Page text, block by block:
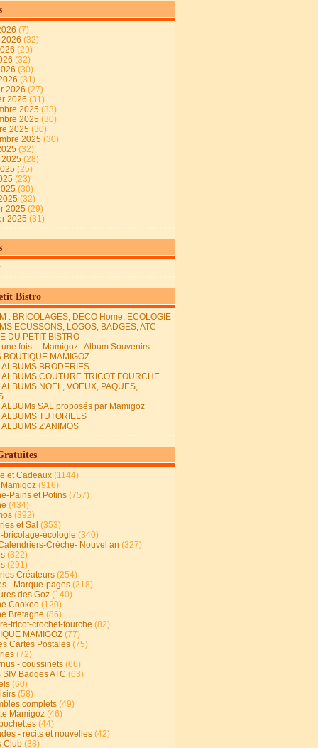
(7)
(32)
(29)
(32)
(30)
(31)
2026 (27)
2026 (31)
2025 (33)
2025 (30)
2025 (30)
2025 (30)
(32)
(28)
(25)
(23)
(30)
(32)
2025 (29)
2025 (31)
Bistro
: BRICOLAGES, DECO Home, ECOLOGIE
ECUSSONS, LOGOS, BADGES, ATC
DU PETIT BISTRO
fois.... Mamigoz : Album Souvenirs
BOUTIQUE MAMIGOZ
ALBUMS BRODERIES
ALBUMS COUTURE TRICOT FOURCHE
ALBUMS NOEL, VOEUX, PAQUES,
ALBUMs SAL proposés par Mamigoz
ALBUMS TUTORIELS
ALBUMS Z'ANIMOS
et Cadeaux (1144)
(916)
Pains et Potins (757)
(434)
(392)
et Sal (353)
bricolage-écologie (340)
Crèche- Nouvel an (327)
(322)
(291)
Créateurs (254)
- Marque-pages (218)
des Goz (140)
Cookeo (120)
Bretagne (86)
tricot-crochet-fourche (82)
MAMIGOZ (77)
Cartes Postales (75)
(72)
- coussinets (66)
Badges ATC (63)
(60)
(58)
complets (49)
Mamigoz (46)
(44)
- récits et nouvelles (42)
Club (38)